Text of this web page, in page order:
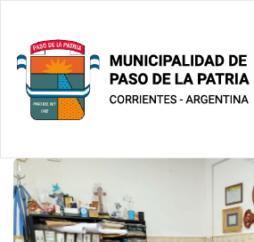
contenido
principal
Municipalidad
de Paso De
La Patria
Contenido
principal